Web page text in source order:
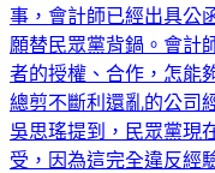
事，會計師已經出具公
願替民眾黨背鍋。會計
者的授權、合作，怎能
總剪不斷利還亂的公司
吳思瑤提到，民眾黨現
受，因為這完全違反經